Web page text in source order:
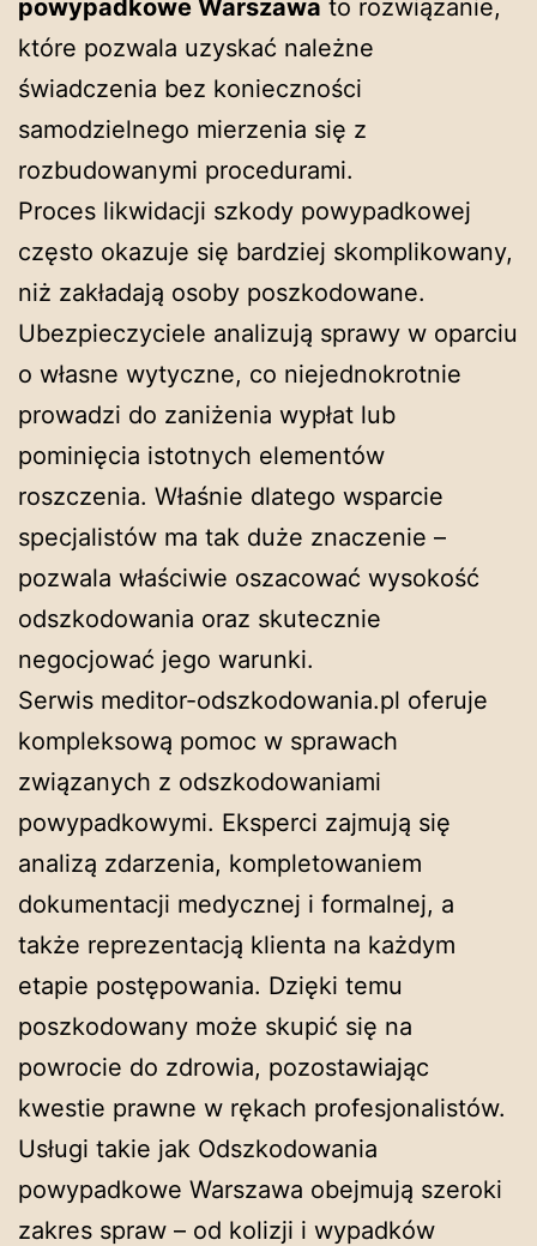
powypadkowe Warszawa to rozwiązanie,
które pozwala uzyskać należne
świadczenia bez konieczności
samodzielnego mierzenia się z
rozbudowanymi procedurami.
Proces likwidacji szkody powypadkowej
często okazuje się bardziej skomplikowany,
niż zakładają osoby poszkodowane.
Ubezpieczyciele analizują sprawy w oparciu
o własne wytyczne, co niejednokrotnie
prowadzi do zaniżenia wypłat lub
pominięcia istotnych elementów
roszczenia. Właśnie dlatego wsparcie
specjalistów ma tak duże znaczenie –
pozwala właściwie oszacować wysokość
odszkodowania oraz skutecznie
negocjować jego warunki.
Serwis meditor-odszkodowania.pl oferuje
kompleksową pomoc w sprawach
związanych z odszkodowaniami
powypadkowymi. Eksperci zajmują się
analizą zdarzenia, kompletowaniem
dokumentacji medycznej i formalnej, a
także reprezentacją klienta na każdym
etapie postępowania. Dzięki temu
poszkodowany może skupić się na
powrocie do zdrowia, pozostawiając
kwestie prawne w rękach profesjonalistów.
Usługi takie jak Odszkodowania
powypadkowe Warszawa obejmują szeroki
zakres spraw – od kolizji i wypadków